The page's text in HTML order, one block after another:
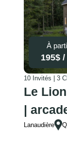
10 Invités | 3
Le
|
Lanaudière
À
195$ /